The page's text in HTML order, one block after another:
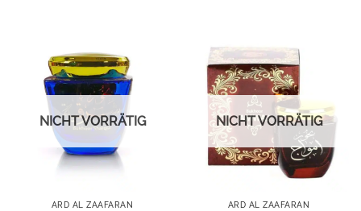
NICHT VORRÄTIG
ARD AL ZAAFARAN
NICHT VORRÄTIG
ARD AL ZAAFARAN